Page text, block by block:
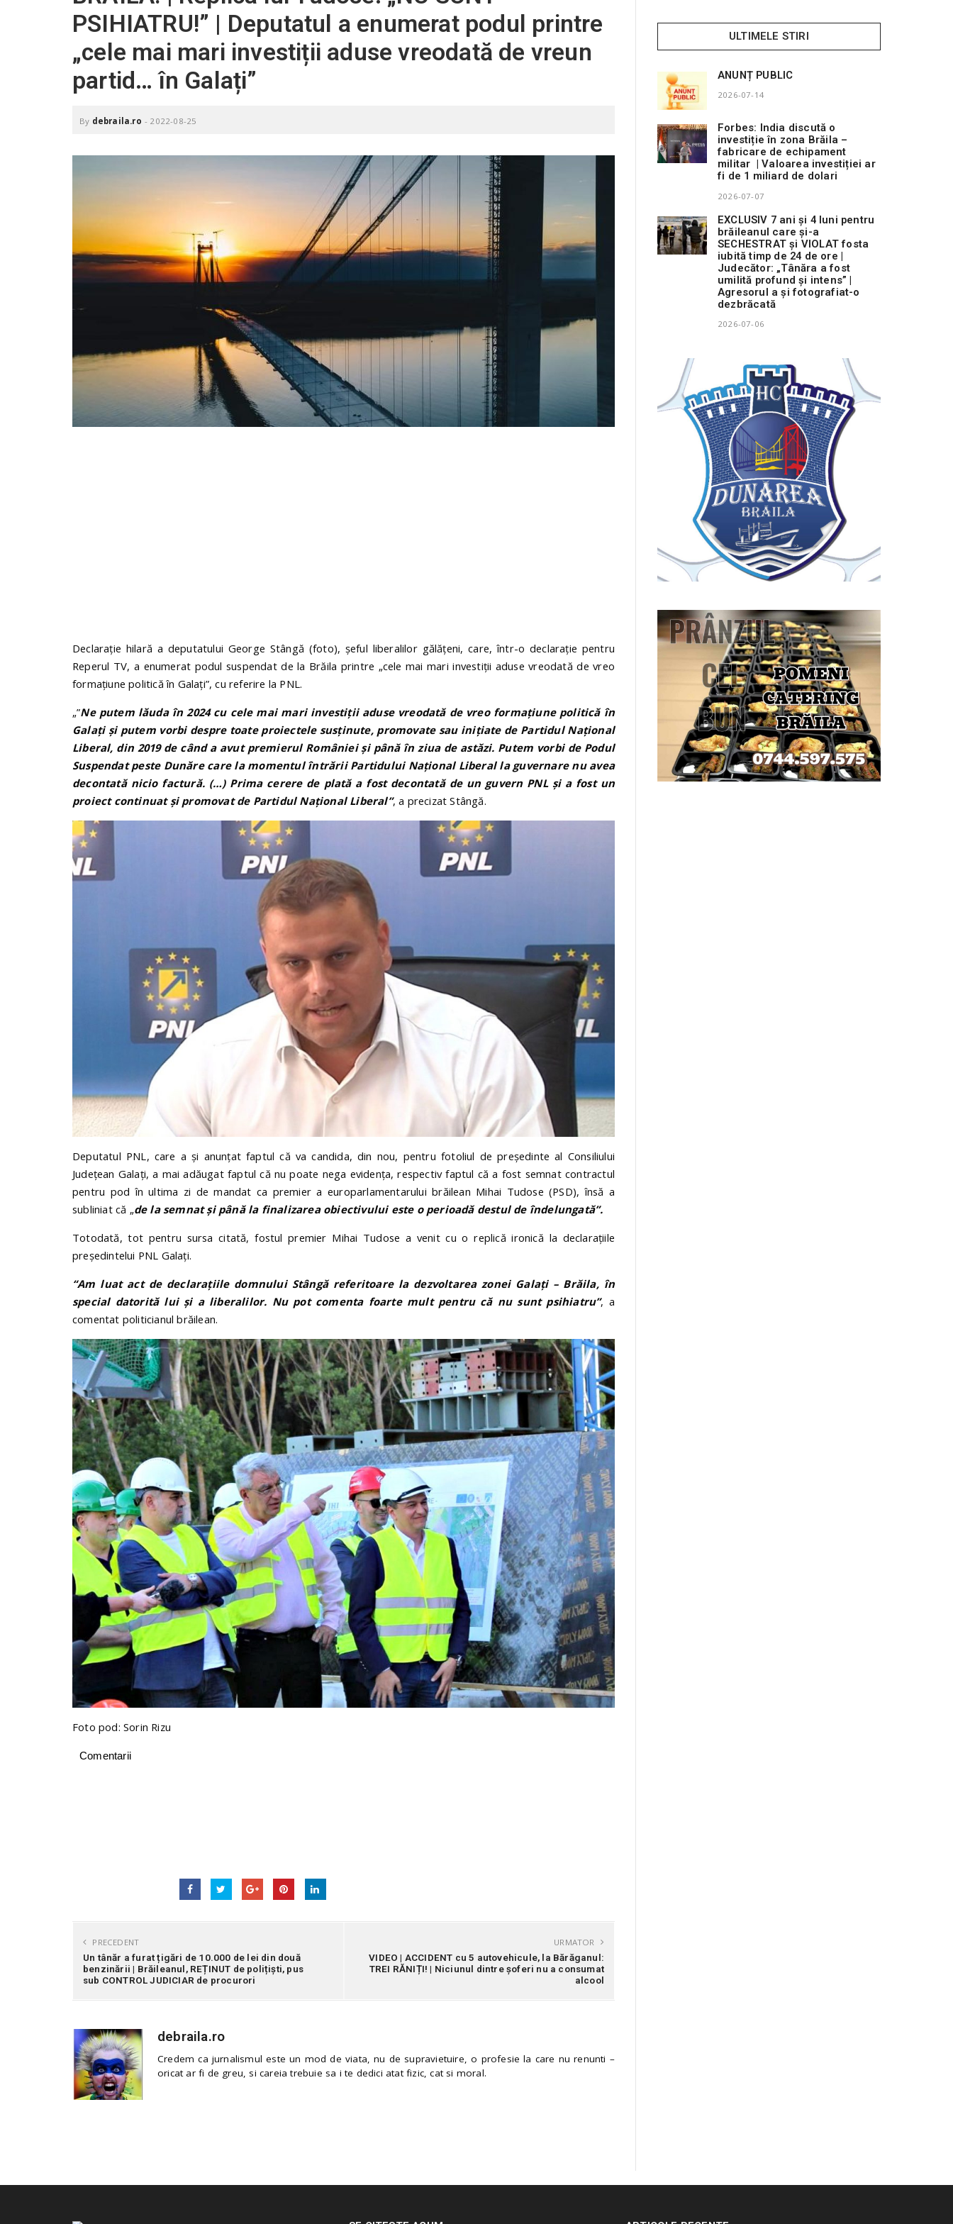
.
o
PSIHIATRU!” | Deputatul a enumerat podul printre
„cele mai mari investiții aduse vreodată de vreun
partid… în Galați”
By debraila.ro - 2022-08-25
Declarație hilară a deputatului George Stângă (foto), șeful liberalilor gălățeni, care, într-o declarație pentru
Reperul TV, a enumerat podul suspendat de la Brăila printre „cele mai mari investiții aduse vreodată de vreo
formațiune politică în Galați”, cu referire la PNL.
„”Ne putem lăuda în 2024 cu cele mai mari investiții aduse vreodată de vreo formațiune politică în
Galați și putem vorbi despre toate proiectele susținute, promovate sau inițiate de Partidul Național
Liberal, din 2019 de când a avut premierul României și până în ziua de astăzi. Putem vorbi de Podul
Suspendat peste Dunăre care la momentul întrării Partidului Național Liberal la guvernare nu avea
decontată nicio factură. (…) Prima cerere de plată a fost decontată de un guvern PNL și a fost un
proiect continuat și promovat de Partidul Național Liberal”, a precizat Stângă.
Deputatul PNL, care a și anunțat faptul că va candida, din nou, pentru fotoliul de președinte al Consiliului
Județean Galați, a mai adăugat faptul că nu poate nega evidența, respectiv faptul că a fost semnat contractul
pentru pod în ultima zi de mandat ca premier a europarlamentarului brăilean Mihai Tudose (PSD), însă a
subliniat că „de la semnat și până la finalizarea obiectivului este o perioadă destul de îndelungată”.
Totodată, tot pentru sursa citată, fostul premier Mihai Tudose a venit cu o replică ironică la declarațiile
președintelui PNL Galați.
“Am luat act de declarațiile domnului Stângă referitoare la dezvoltarea zonei Galați – Brăila, în
special datorită lui și a liberalilor. Nu pot comenta foarte mult pentru că nu sunt psihiatru”, a
comentat politicianul brăilean.
Foto pod: Sorin Rizu
Comentarii
PRECEDENT
Un tânăr a furat țigări de 10.000 de lei din două
benzinării | Brăileanul, REȚINUT de polițiști, pus
sub CONTROL JUDICIAR de procurori
URMATOR
VIDEO | ACCIDENT cu 5 autovehicule, la Bărăganul:
TREI RĂNIȚI! | Niciunul dintre șoferi nu a consumat
alcool
debraila.ro
Credem ca jurnalismul este un mod de viata, nu de supravietuire, o profesie la care nu renunti –
oricat ar fi de greu, si careia trebuie sa i te dedici atat fizic, cat si moral.
ULTIMELE STIRI
ANUNȚ PUBLIC
2026-07-14
Forbes: India discută o
investiție în zona Brăila –
fabricare de echipament
militar | Valoarea investiției ar
fi de 1 miliard de dolari
2026-07-07
EXCLUSIV 7 ani și 4 luni pentru
brăileanul care și-a
SECHESTRAT și VIOLAT fosta
iubită timp de 24 de ore |
Judecător: „Tânăra a fost
umilită profund și intens” |
Agresorul a și fotografiat-o
dezbrăcată
2026-07-06